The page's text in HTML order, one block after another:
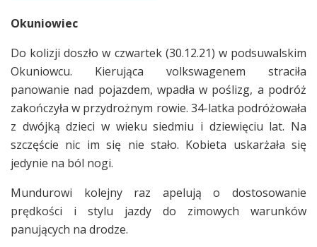
Okuniowiec
Do kolizji doszło w czwartek (30.12.21) w podsuwalskim
Okuniowcu. Kierująca volkswagenem straciła
panowanie nad pojazdem, wpadła w poślizg, a podróż
zakończyła w przydrożnym rowie. 34-latka podróżowała
z dwójką dzieci w wieku siedmiu i dziewięciu lat. Na
szczęście nic im się nie stało. Kobieta uskarżała się
jedynie na ból nogi.
Mundurowi kolejny raz apelują o dostosowanie
prędkości i stylu jazdy do zimowych warunków
panujących na drodze.